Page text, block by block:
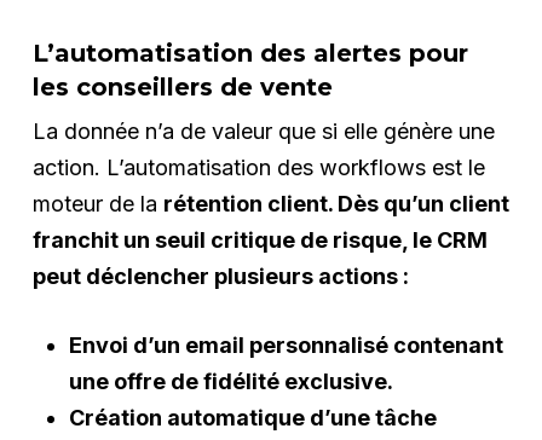
L’automatisation des alertes pour
les conseillers de vente
La donnée n’a de valeur que si elle génère une
action. L’automatisation des workflows est le
moteur de la rétention client. Dès qu’un client
franchit un seuil critique de risque, le CRM
peut déclencher plusieurs actions :
Envoi d’un email personnalisé contenant
une offre de fidélité exclusive.
Création automatique d’une tâche